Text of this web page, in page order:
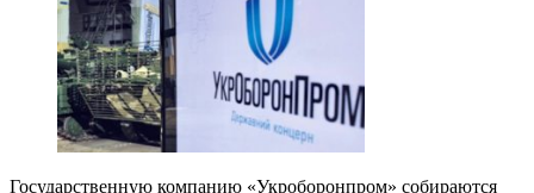
Государственную компанию «Укроборонпром» собираются